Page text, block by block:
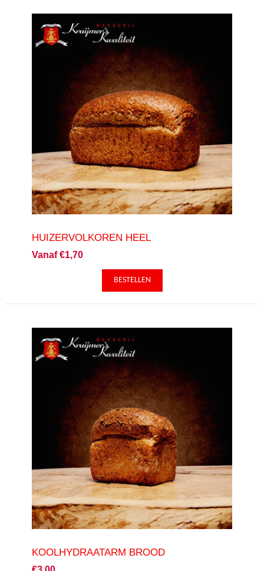
HUIZERVOLKOREN HEEL
Vanaf €1,70
KOOLHYDRAATARM BROOD